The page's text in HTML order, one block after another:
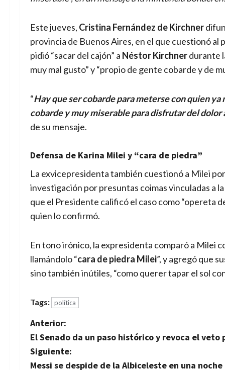
Este jueves, Cristina Fernández de Kirchner
provincia de Buenos Aires, en el que cuestionó al
pidió “sacar del cajón” a Néstor Kirchnerdurante
muy mal gusto” y “propio de gente cobarde y de
“Hay que ser cobarde para meterse con quien
cobarde y muy miserable para disfrutar del dolor
de su mensaje.
Defensa de Karina Milei y “cara de piedra”
La exvicepresidenta también cuestionó a Milei
investigación por presuntas coimas vinculadas a la
que el Presidente calificó el caso como “opereta
quien lo confirmó.
En tono irónico, la expresidenta comparó a Milei
llamándolo “cara de piedra Milei”, y agregó que
sino también inútiles, “como querer tapar el sol con
Tags: política
N
a
Anterior:
El Senado da un paso histórico y revoca el
Siguiente:
Messi se despide de la Albiceleste en una